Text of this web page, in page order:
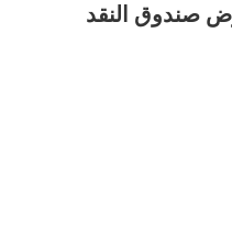
صندوق النقد